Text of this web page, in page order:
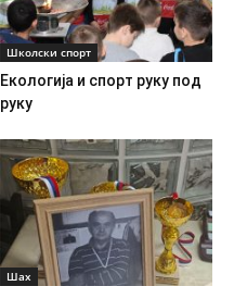
Школски спорт
Екологија и спорт руку под
руку
Шах